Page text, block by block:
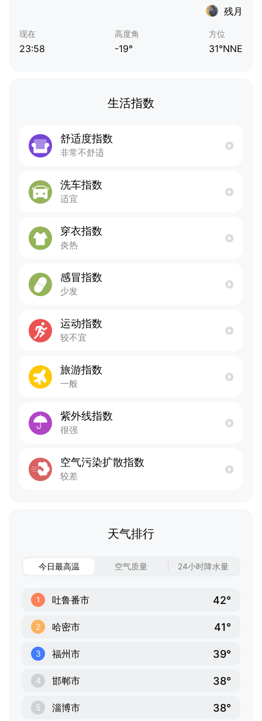
残月
现在
23:58
高度角
-19°
方位
31°NNE
生活指数
舒适度指数
非常不舒适
洗车指数
适宜
穿衣指数
炎热
感冒指数
少发
运动指数
较不宜
旅游指数
一般
紫外线指数
很强
空气污染扩散指数
较差
天气排行
今日最高温 空气质量 24小时降水量
1 吐鲁番市 42°
2 哈密市 41°
3 福州市 39°
4 邯郸市 38°
5 淄博市 38°